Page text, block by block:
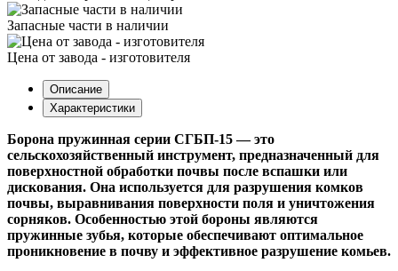
Выездной сервисный центр
Запасные части в наличии
Описание
Борона пружинная серии СГБП-15 — это
сельскохозяйственный инструмент, предназначенный для
поверхностной обработки почвы после вспашки или
дискования. Она используется для разрушения комков
почвы, выравнивания поверхности поля и уничтожения
сорняков. Особенностью этой бороны являются
пружинные зубья, которые обеспечивают оптимальное